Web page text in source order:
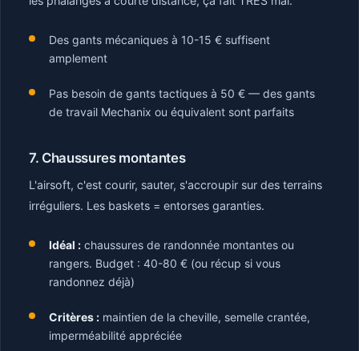
Des gants mécaniques à 10-15 € suffisent
amplement
Pas besoin de gants tactiques à 50 € — des gants
de travail Mechanix ou équivalent sont parfaits
7. Chaussures montantes
L'airsoft, c'est courir, sauter, s'accroupir sur des terrains
irréguliers. Les baskets = entorses garanties.
Idéal : chaussures de randonnée montantes ou
rangers. Budget : 40-80 € (ou récup si vous
randonnez déjà)
Critères : maintien de la cheville, semelle crantée,
imperméabilité appréciée